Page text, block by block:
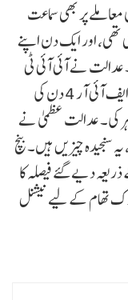
پر بھی سماعت
تھی، اور ایک دن اپنے
عدالت نے آئی آئی ٹی
کھڑگ پور کے طالب علم کی خودکشی معاملے میں ایف آئی آر 4 دن کی
کی۔ عدالت عظمیٰ نے
سنجیدہ چیزیں ہیں۔ بنچ
دیے گئے فیصلہ کا
تھام کے لیے نیشنل